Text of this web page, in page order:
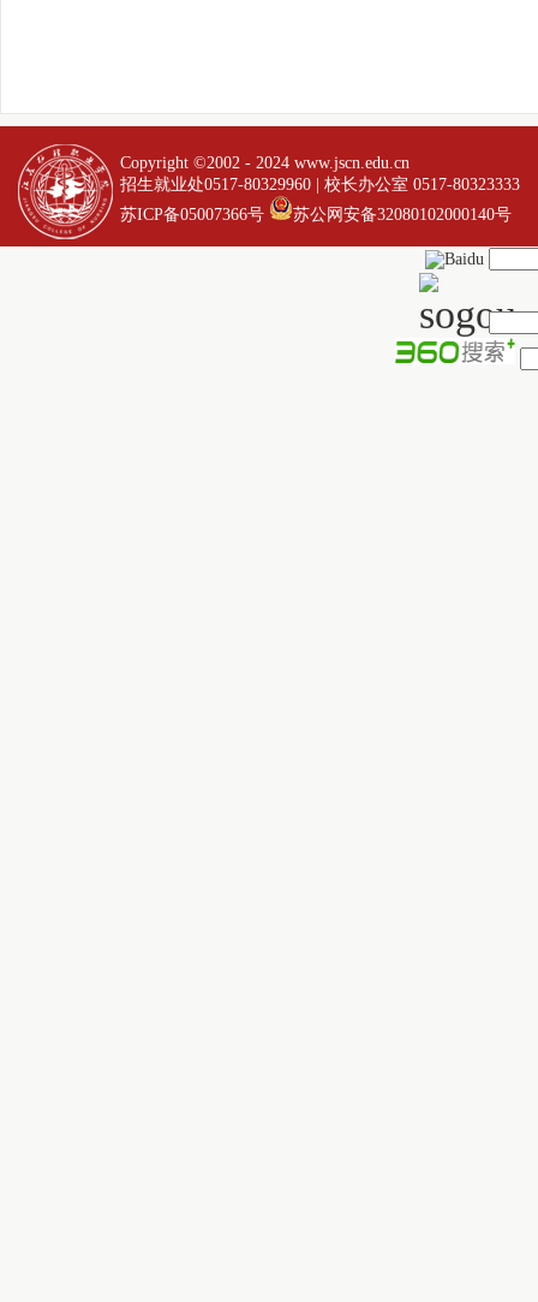
Copyright ©2002 - 2024 www.jscn.edu.cn
招生就业处0517-80329960 | 校长办公室 0517-80323333
苏ICP备05007366号
苏公网安备32080102000140号